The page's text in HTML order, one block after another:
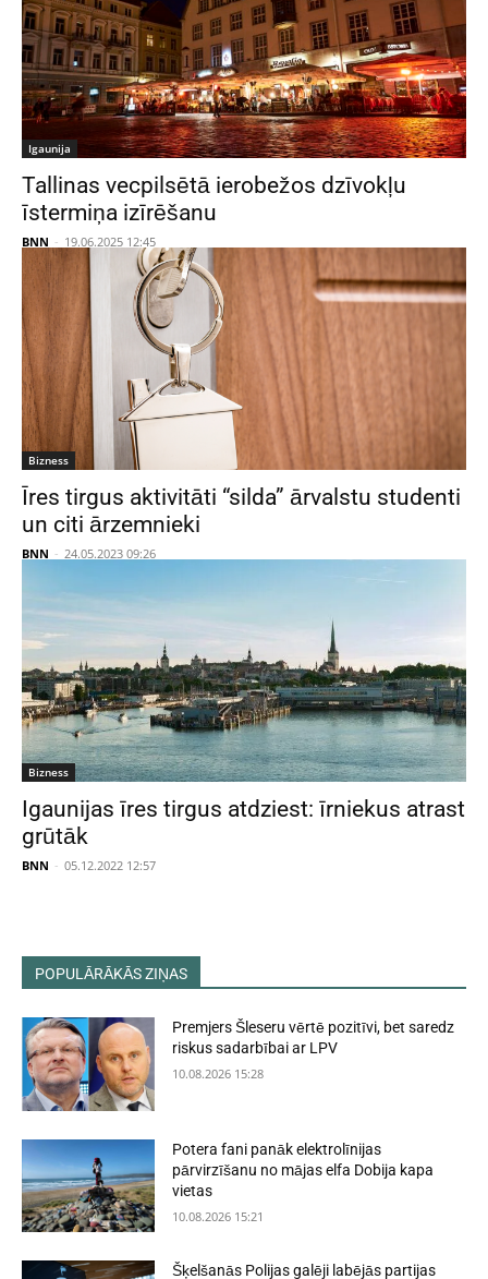
Igaunija
Tallinas vecpilsētā ierobežos dzīvokļu
īstermiņa izīrēšanu
BNN - 19.06.2025 12:45
Bizness
Īres tirgus aktivitāti “silda” ārvalstu studenti
un citi ārzemnieki
BNN - 24.05.2023 09:26
Bizness
Igaunijas īres tirgus atdziest: īrniekus atrast
grūtāk
BNN - 05.12.2022 12:57
POPULĀRĀKĀS ZIŅAS
Premjers Šleseru vērtē pozitīvi, bet saredz
riskus sadarbībai ar LPV
10.08.2026 15:28
Potera fani panāk elektrolīnijas
pārvirzīšanu no mājas elfa Dobija kapa
vietas
10.08.2026 15:21
Šķelšanās Polijas galēji labējās partijas